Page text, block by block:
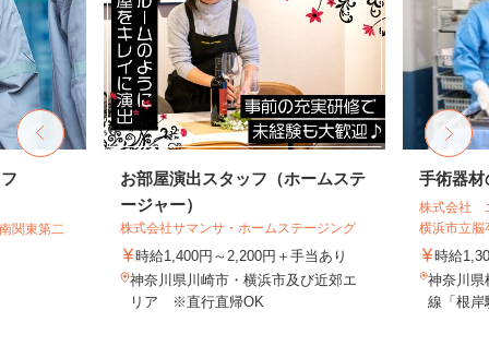
関東第二
お部屋演出スタッフ（ホームステ
ージャー）
株式会社サマンサ・ホームステージング
時給1,400円～2,200円＋手当あり
神奈川県川崎市・横浜市及び近郊エ
リア ※直行直帰OK
手術器材
株式会社
横浜市立脳
時給
神奈川県
線「根岸